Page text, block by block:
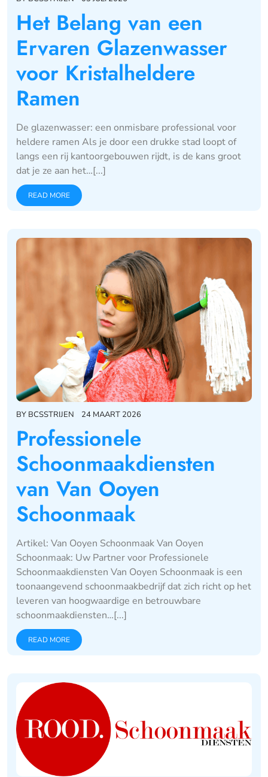
Het Belang van een
Ervaren Glazenwasser
voor Kristalheldere
Ramen
De glazenwasser: een onmisbare professional voor
heldere ramen Als je door een drukke stad loopt of
langs een rij kantoorgebouwen rijdt, is de kans groot
dat je ze aan het…[...]
READ MORE
BY BCSSTRIJEN 24 MAART 2026
Professionele
Schoonmaakdiensten
van Van Ooyen
Schoonmaak
Artikel: Van Ooyen Schoonmaak Van Ooyen
Schoonmaak: Uw Partner voor Professionele
Schoonmaakdiensten Van Ooyen Schoonmaak is een
toonaangevend schoonmaakbedrijf dat zich richt op het
leveren van hoogwaardige en betrouwbare
schoonmaakdiensten…[...]
READ MORE